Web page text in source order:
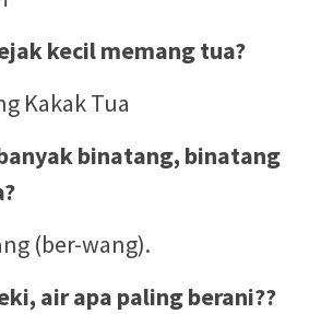
kecil memang tua?
Kakak Tua
binatang, binatang
(ber-wang).
air apa paling berani??